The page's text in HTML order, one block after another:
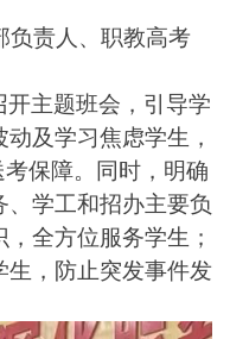
负责人、职教高考
主题班会，引导学
及学习焦虑学生，
保障。 同时， 明确
学工和招办主要负
，全方位服务学生 ；
生，防止突发事件发